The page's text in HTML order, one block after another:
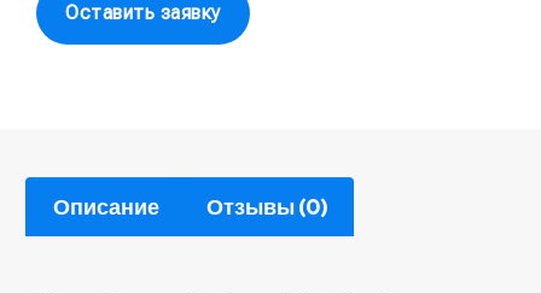
Оставить заявку
Описание Отзывы (0)